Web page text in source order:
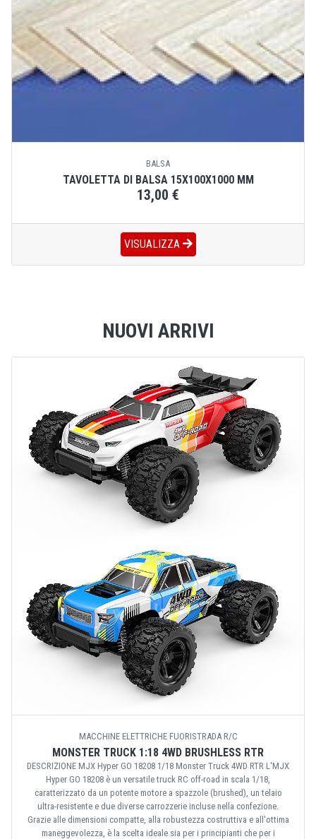
BALSA
TAVOLETTA DI BALSA 15X100X1000 MM
13,00 €
VISUALIZZA
NUOVI ARRIVI
MACCHINE ELETTRICHE FUORISTRADA R/C
MONSTER TRUCK 1:18 4WD BRUSHLESS RTR
DESCRIZIONE MJX Hyper GO 18208 1/18 Monster Truck 4WD RTR L'MJX
Hyper GO 18208 è un versatile truck RC off-road in scala 1/18,
caratterizzato da un potente motore a spazzole (brushed), un telaio
ultra-resistente e due diverse carrozzerie incluse nella confezione.
Grazie alle dimensioni compatte, alla robustezza costruttiva e all'ottima
maneggevolezza, è la scelta ideale sia per i principianti che per i